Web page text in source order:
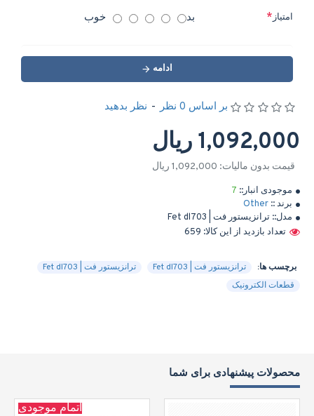
امتیاز بد خوب
ادامه
موجودی انبار:: 7
برند :: Other
مدل:: ترانزیستور فت | Fet dl703
تعداد بازدید از این کالا: 659
بر اساس 0 نظر - نظر بدهید
1,092,000 ریال
قیمت بدون مالیات: 1,092,000 ریال
برچسب ها: ترانزیستور فت | Fet dl703
ترانزیستور فت | Fet dl703
قطعات الکترونیک
محصولات پیشنهادی برای شما
اتمام موجودی